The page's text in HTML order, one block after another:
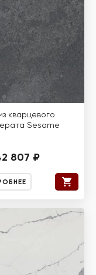
кварцевого
Sesame
807 ₽